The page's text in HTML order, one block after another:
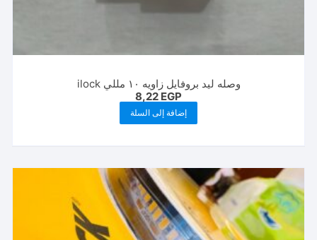
وصله ليد بروفايل زاويه ١٠ مللي ilock
8,22 EGP
إضافة إلى السلة